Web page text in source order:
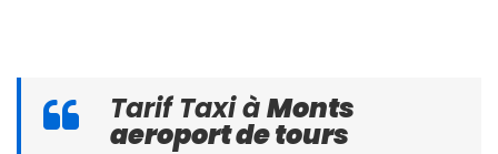
Tarif Taxi àMonts
aeroport de tours